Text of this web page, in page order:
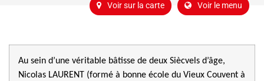
Voir sur la carte Voir le menu
Au sein d’une véritable bâtisse de deux Siècvels d’âge,
Nicolas LAURENT (formé à bonne école du Vieux Couvent à